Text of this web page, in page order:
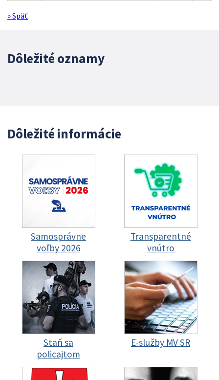
» Späť
Dôležité oznamy
Dôležité informácie
Samosprávne
voľby 2026
Transparentné
vnútro
Staň sa
policajtom
E-služby MV SR